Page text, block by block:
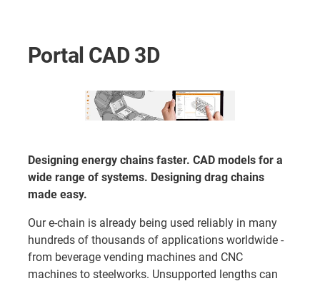
Portal CAD 3D
Designing energy chains faster. CAD models for a
wide range of systems. Designing drag chains
made easy.
Our e-chain is already being used reliably in many
hundreds of thousands of applications worldwide -
from beverage vending machines and CNC
machines to steelworks. Unsupported lengths can